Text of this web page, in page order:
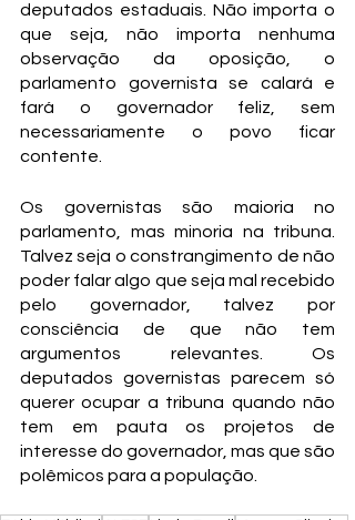
deputados estaduais. Não importa o
que seja, não importa nenhuma
observação da oposição, o
parlamento governista se calará e
fará o governador feliz, sem
necessariamente o povo ficar
contente.
Os governistas são maioria no
parlamento, mas minoria na tribuna.
Talvez seja o constrangimento de não
poder falar algo que seja mal recebido
pelo governador, talvez por
consciência de que não tem
argumentos relevantes. Os
deputados governistas parecem só
querer ocupar a tribuna quando não
tem em pauta os projetos de
interesse do governador, mas que são
polêmicos para a população.